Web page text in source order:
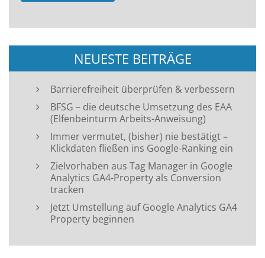
NEUESTE BEITRÄGE
Barrierefreiheit überprüfen & verbessern
BFSG – die deutsche Umsetzung des EAA
(Elfenbeinturm Arbeits-Anweisung)
Immer vermutet, (bisher) nie bestätigt –
Klickdaten fließen ins Google-Ranking ein
Zielvorhaben aus Tag Manager in Google
Analytics GA4-Property als Conversion
tracken
Jetzt Umstellung auf Google Analytics GA4
Property beginnen